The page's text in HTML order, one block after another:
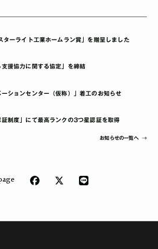
ターライト工業ホームラン賞」を贈呈しました
援協力に関する協定」を締結
ションセンター（仮称）」着工のお知らせ
制度」にて最高ランクの3つ星認証を取得
お知らせの一覧へ